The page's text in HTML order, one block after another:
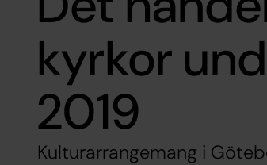
kyrkor
2019
Kulturarrangemang i